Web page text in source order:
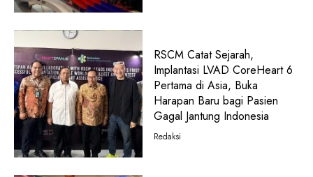
RSCM Catat Sejarah,
Implantasi LVAD CoreHeart 6
Pertama di Asia, Buka
Harapan Baru bagi Pasien
Gagal Jantung Indonesia
Redaksi